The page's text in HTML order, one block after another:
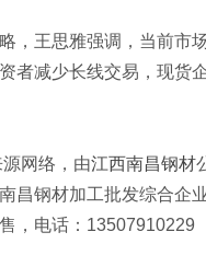
，王思雅强调，当前市
者减少长线交易，现货
网络，由江西南昌钢材
昌钢材加工批发综合企
，电话：13507910229